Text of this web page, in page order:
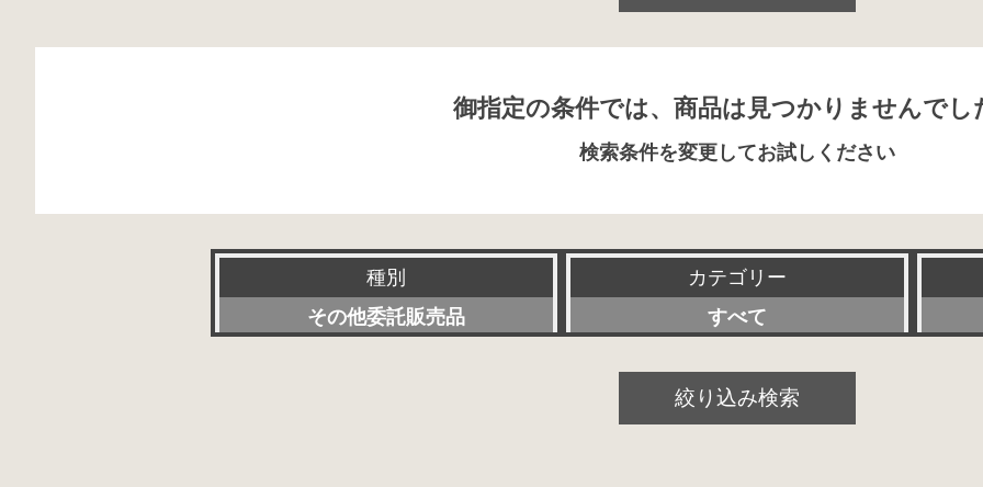
御指定の条件では、商品は見つかりませんでし
検索条件を変更してお試しください
種別
その他委託販売品
カテゴリー
すべて
パワーアンプ
絞り込み検索